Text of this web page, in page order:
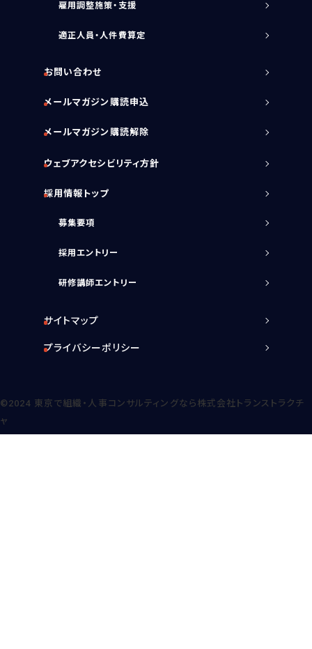
サイトマップ
プライバシーポリシー
雇用調整施策・支援
適正人員・人件費算定
お問い合わせ
メールマガジン購読申込
メールマガジン購読解除
ウェブアクセシビリティ方針
採用情報トップ
募集要項
採用エントリー
研修講師エントリー
©2024 東京で組織・人事コンサルティングなら株式会社トランストラクチ
ャ